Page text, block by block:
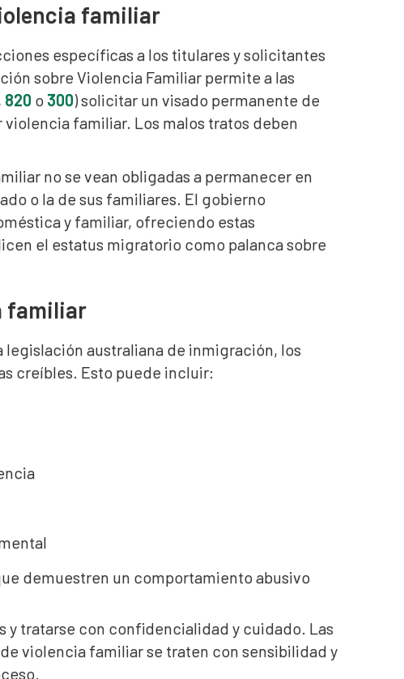
familiar
específicas a los titulares y solicitantes
sobre Violencia Familiar permite a las
, 820 o 300) solicitar un visado permanente de
violencia familiar. Los malos tratos deben
no se vean obligadas a permanecer en
o la de sus familiares. El gobierno
y familiar, ofreciendo estas
el estatus migratorio como palanca sobre
familiar
australiana de inmigración, los
creíbles. Esto puede incluir:
demuestren un comportamiento abusivo
y tratarse con confidencialidad y cuidado. Las
violencia familiar se traten con sensibilidad y